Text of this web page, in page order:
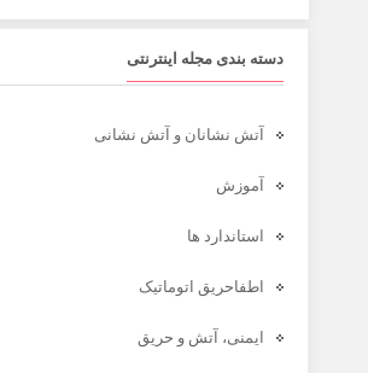
دسته بندی مجله اینترنتی
آتش نشانان و آتش نشانی
آموزش
استاندارد ها
اطفاحریق اتوماتیک
ایمنی، آتش و حریق